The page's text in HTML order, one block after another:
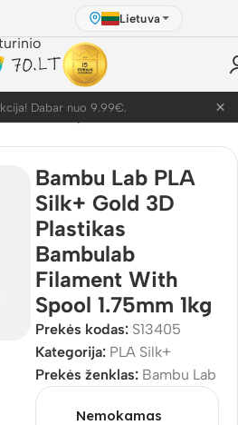
Lietuva
Dabar nuo 9.99€. ×
Lab plastikai
Bambu Lab PLA
Silk+ Gold 3D
Plastikas
Bambulab
Filament With
Spool 1.75mm 1kg
Prekės kodas: S13405
Kategorija: PLA Silk+
Prekės ženklas: Bambu Lab
Nemokamas